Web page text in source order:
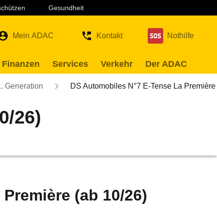
Gesundheit
Mein ADAC Kontakt Nothilfe
Services Verkehr Der ADAC
Generation DS Automobiles N°7 E-Tense La
26)
(ab 10/26)